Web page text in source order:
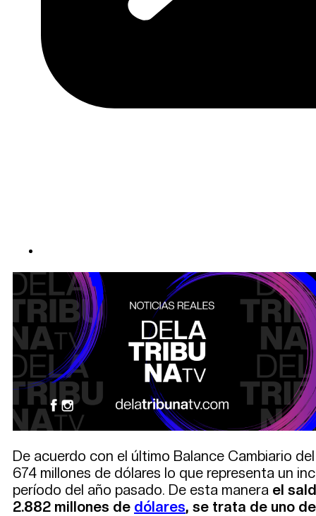
De acuerdo con el último Balance Cambiario
674 millones de dólares lo que representa un
período del año pasado. De esta manera el
2.882 millones de dólares, se trata de uno